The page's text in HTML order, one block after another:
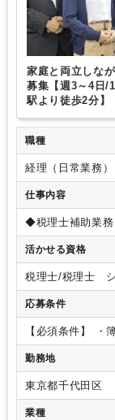
家庭と両立しな
募集【週3～4日/
駅より徒歩2分】
職種
経理（日常業務） 、 社会保険・給与 、 アウトソーシング・
記帳代行
仕事内容
◆税理士補助業務
シング◆人事・給
ィング業務◆所内
EPSON財務顧問
トに使用経験が
慣れていただける
活かせる資格
税理士/税理士
理士試験 １科
３科目合格/税理
記 ２級
応募条件
【必須条件】 ・
∟Excel（一般的
ト・エクスポート
（会計、給与、
所、又は会計事
勤務地
東京都千代田区
業種